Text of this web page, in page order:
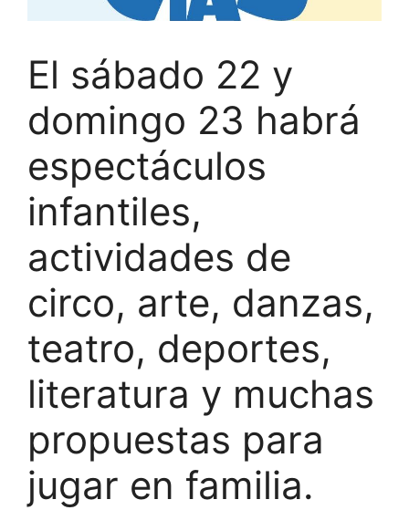
El sábado 22 y
domingo 23 habrá
espectáculos
infantiles,
actividades de
circo, arte, danzas,
teatro, deportes,
literatura y muchas
propuestas para
jugar en familia.